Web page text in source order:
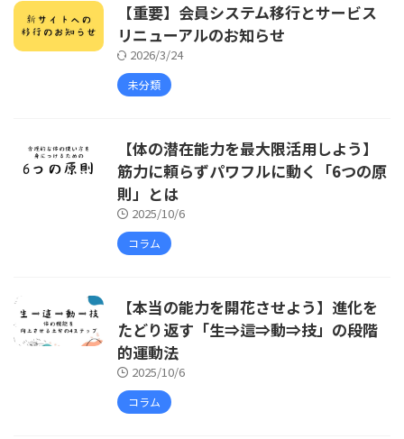
【重要】会員システム移行とサービス
リニューアルのお知らせ
2026/3/24
未分類
【体の潜在能力を最大限活用しよう】
筋力に頼らずパワフルに動く「6つの原
則」とは
2025/10/6
コラム
【本当の能力を開花させよう】進化を
たどり返す「生⇒這⇒動⇒技」の段階
的運動法
2025/10/6
コラム